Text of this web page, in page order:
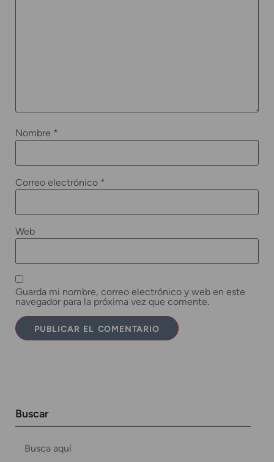
Nombre *
Correo electrónico *
Web
Guarda mi nombre, correo electrónico y web en este
navegador para la próxima vez que comente.
Buscar